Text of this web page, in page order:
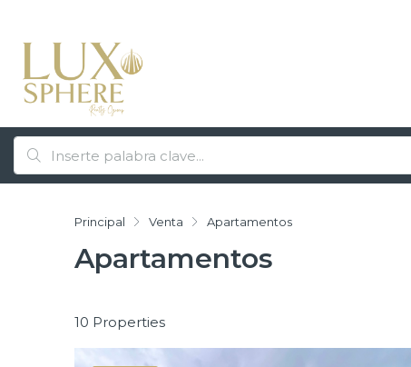
Principal Venta Apartamentos
Apartamentos
10 Properties